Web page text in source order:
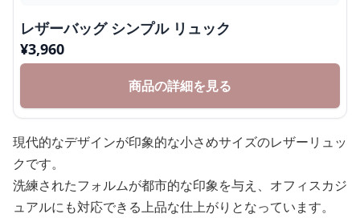
レザーバッグ シンプル リュック
¥3,960
商品の詳細を見る
現代的なデザインが印象的な小さめサイズのレザーリュッ
クです。
洗練されたフォルムが都市的な印象を与え、オフィスカジ
ュアルにも対応できる上品な仕上がりとなっています。